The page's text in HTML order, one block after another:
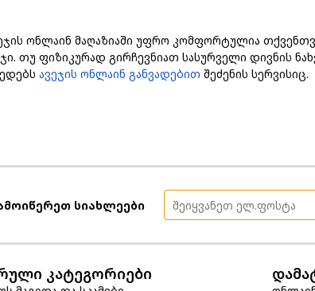
ონლაინ მაღაზიაში უფრო კომფორტულია
თუ ფიზიკურად გირჩევნიათ სასურველი დივნის
ავეჯის ონლაინ განვადებით შეძენის სერვისიც.
სიახლეები
კატეგორიები